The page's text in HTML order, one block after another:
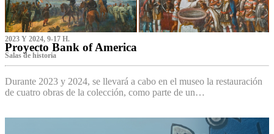
2023 Y 2024, 9-17 H.
Proyecto Bank of America
S‌alas de historia
Durante 2023 y 2024, se llevará a cabo en el museo la restauración
de cuatro obras de la colección, como parte de un…